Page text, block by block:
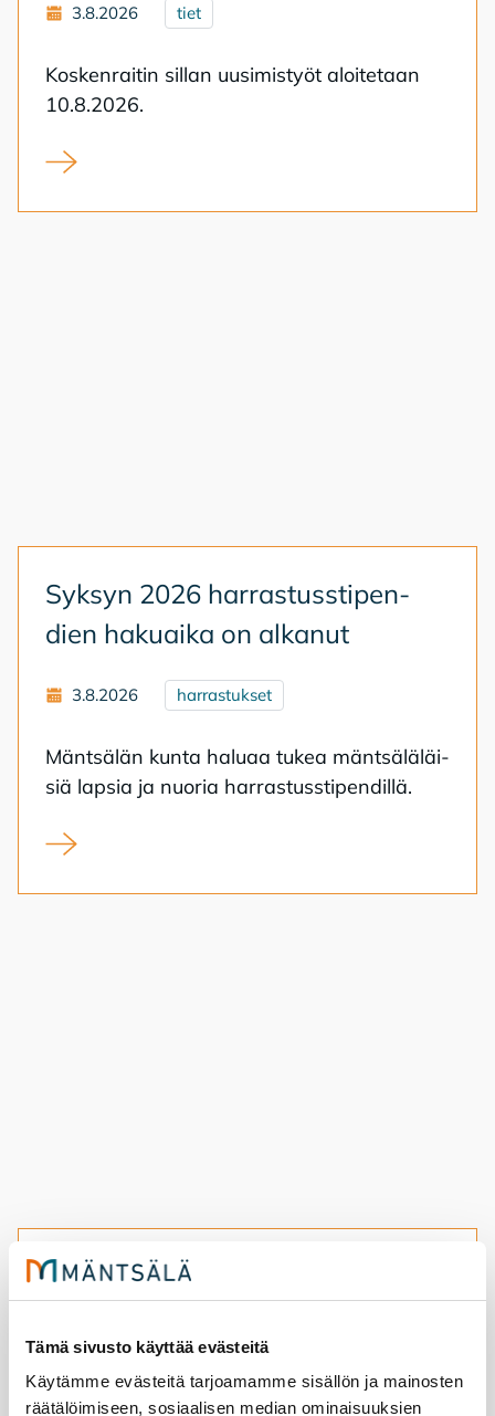
Tämä sivusto käyttää evästeitä
Käytämme evästeitä tarjoamamme sisällön ja mainosten
räätälöimiseen, sosiaalisen median ominaisuuksien
3.8.2026 tiet
Kos­ken­rai­tin sil­lan uusi­mis­työt aloi­te­taan
10.8.2026.
Koskenraitin sillan uusiminen alkaa
Syk­syn 2026 har­ras­tuss­ti­pen­
dien ha­kuai­ka on al­ka­nut
3.8.2026 harrastukset
Mänt­sä­län kun­ta ha­lu­aa tu­kea mänt­sä­lä­läi­
siä lap­sia ja nuo­ria har­ras­tuss­ti­pen­dil­lä.
Syksyn 2026 harrastusstipendien hakuaika on alkanut
Elä­ke­läis­ten ui­ma­hal­li­kul­je­tuk­set
29.7.2026 liikunta Liikunta